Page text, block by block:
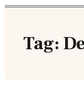
Tag: